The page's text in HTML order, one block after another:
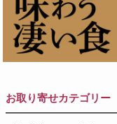
お取り寄せカテゴリー